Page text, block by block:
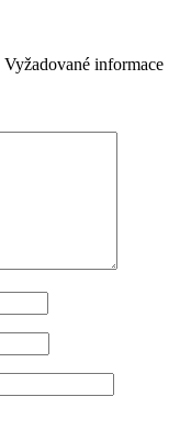
Vyžadované informace